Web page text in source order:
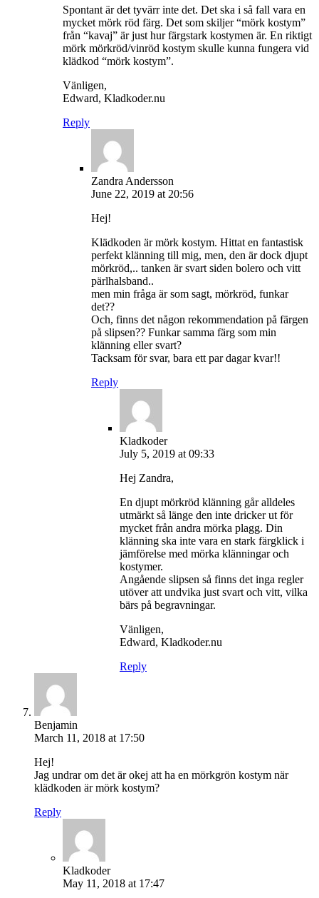
Spontant är det tyvärr inte det. Det ska i så fall vara en
mycket mörk röd färg. Det som skiljer “mörk kostym”
från “kavaj” är just hur färgstark kostymen är. En riktigt
mörk mörkröd/vinröd kostym skulle kunna fungera vid
klädkod “mörk kostym”.
Vänligen,
Edward, Kladkoder.nu
Reply
Zandra Andersson
June 22, 2019 at 20:56
Hej!
Klädkoden är mörk kostym. Hittat en fantastisk
perfekt klänning till mig, men, den är dock djupt
mörkröd,.. tanken är svart siden bolero och vitt
pärlhalsband..
men min fråga är som sagt, mörkröd, funkar
det??
Och, finns det någon rekommendation på färgen
på slipsen?? Funkar samma färg som min
klänning eller svart?
Tacksam för svar, bara ett par dagar kvar!!
Reply
Kladkoder
July 5, 2019 at 09:33
Hej Zandra,
En djupt mörkröd klänning går alldeles
utmärkt så länge den inte dricker ut för
mycket från andra mörka plagg. Din
klänning ska inte vara en stark färgklick i
jämförelse med mörka klänningar och
kostymer.
Angående slipsen så finns det inga regler
utöver att undvika just svart och vitt, vilka
bärs på begravningar.
Vänligen,
Edward, Kladkoder.nu
Reply
Benjamin
March 11, 2018 at 17:50
Hej!
Jag undrar om det är okej att ha en mörkgrön kostym när
klädkoden är mörk kostym?
Reply
Kladkoder
May 11, 2018 at 17:47